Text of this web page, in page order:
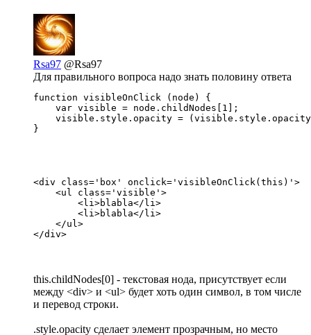
Rsa97 @Rsa97
Для правильного вопроса надо знать половину ответа
function visibleOnClick (node) {
    var visible = node.childNodes[1];
visible.style.opacity =
}
<div class='box' onclick='visibleOnClick(this)'>
    <ul class='visible'>
    </ul>
</div>
this.childNodes[0] - текстовая нода, присутствует если
между <div> и <ul> будет хоть один символ, в том числе
и перевод строки.
.style.opacity сделает элемент прозрачным, но место